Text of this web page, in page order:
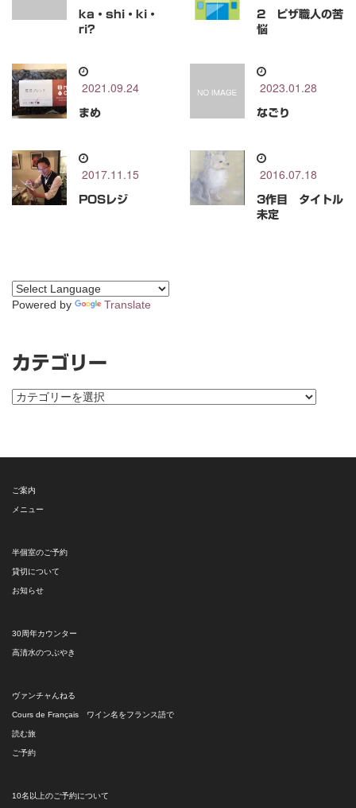
ka・shi・ki・
ri?
2 ピザ職人の苦
悩
2021.09.24
まめ
2023.01.28
なごり
2017.11.15
POSレジ
2016.07.18
3作目 タイトル
未定
Powered by Translate
カテゴリー
カ
ー
ご案内
メニュー
半個室のご予約
貸切について
お知らせ
30周年カウンター
高清水のつぶやき
ヴァンチャんねる
Cours de Français ワイン名をフランス語で
読む旅
ご予約
10名以上のご予約について